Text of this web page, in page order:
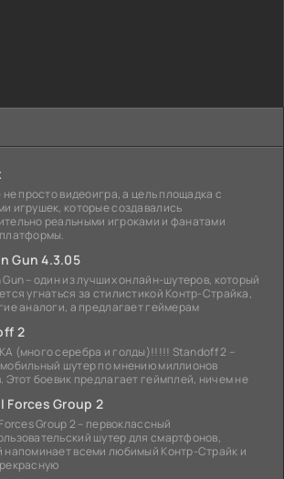
не просто видеоигра, а цель площадка с
игрушек, которые создавались
реальными игроками и фанатами
Gun 4.3.05
– один из лучших онлайн-шутеров, который
угнаться за стилистикой Контр-Страйка,
аналоги, а предлагает геймерам
2
(много серебра и голды)!!!!! Standoff 2 –
шутер по мнению миллионов
Этот боевик предлагает геймплей, ничем не
Forces Group 2
Group 2 – первоклассный
шутер для смартфонов,
напоминает всеми любимый Контр-Страйк и